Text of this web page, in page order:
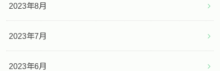
2023年8月
2023年7月
2023年6月